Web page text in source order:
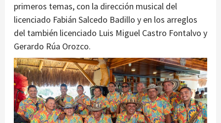
primeros temas, con la dirección musical del
licenciado Fabián Salcedo Badillo y en los arreglos
del también licenciado Luis Miguel Castro Fontalvo y
Gerardo Rúa Orozco.